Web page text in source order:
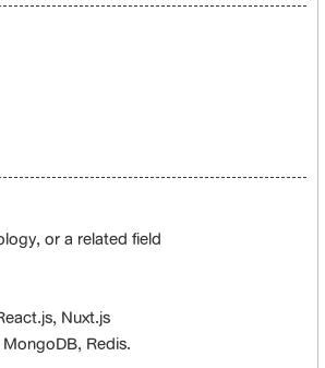
or a related field
Nuxt.js
Redis.